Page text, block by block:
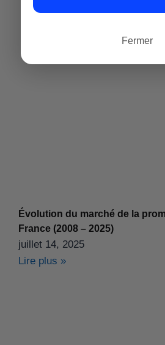
Évolution du marché de la
France (2008 – 2025)
juillet 14, 2025
Lire plus »
Fermer